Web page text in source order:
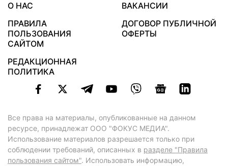
О НАС
ВАКАНСИИ
ПРАВИЛА
ПОЛЬЗОВАНИЯ
САЙТОМ
ДОГОВОР ПУБЛИЧНОЙ
ОФЕРТЫ
РЕДАКЦИОННАЯ
ПОЛИТИКА
Все права на материалы, опубликованные на данном
ресурсе, принадлежат ООО "ФОКУС МЕДИА".
Использование материалов разрешается только при
соблюдении требований, описанных в разделе "Правила
пользования сайтом". Использовать информацию,